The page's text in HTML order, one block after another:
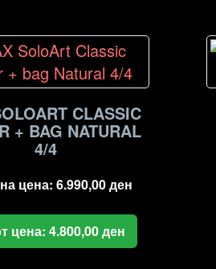
CLASSIC
+ BAG NATURAL
4/4
цена: 6.990,00ден
цена: 4.800,00ден